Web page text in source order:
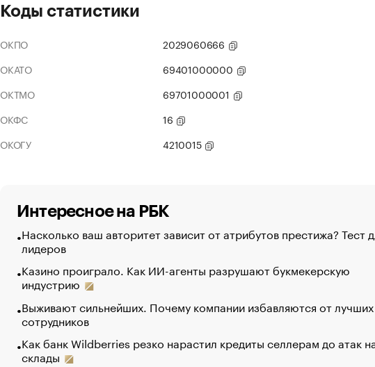
Коды статистики
ОКПО
2029060666
ОКАТО
69401000000
ОКТМО
69701000001
ОКФС
16
ОКОГУ
4210015
Интересное на РБК
Насколько ваш авторитет зависит от атрибутов престижа? Тест
лидеров
Казино проиграло. Как ИИ-агенты разрушают букмекерскую
индустрию
Выживают сильнейших. Почему компании избавляются от лучших
сотрудников
Как банк Wildberries резко нарастил кредиты селлерам до атак
склады